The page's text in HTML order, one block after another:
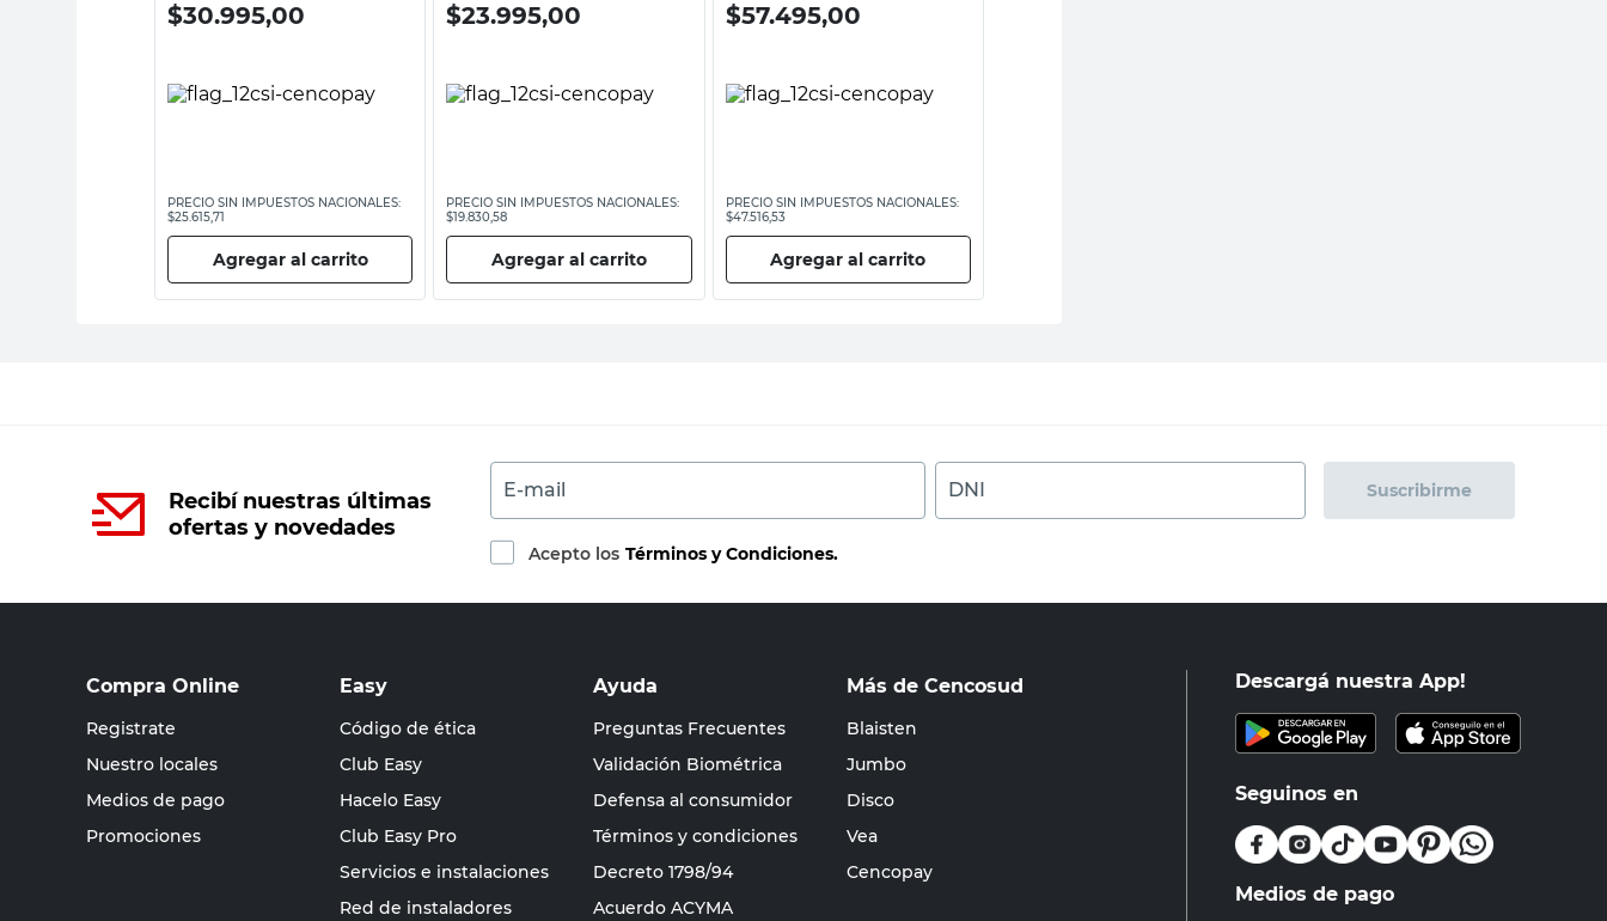
$30.995,00
PRECIO SIN IMPUESTOS NACIONALES:
$25.615,71
Agregar al carrito
$23.995,00
PRECIO SIN IMPUESTOS NACIONALES:
$19.830,58
Agregar al carrito
$57.495,00
PRECIO SIN IMPUESTOS NACIONALES:
$47.516,53
Agregar al carrito
Recibí nuestras últimas
ofertas y novedades
E-mail DNI Suscribirme
Acepto los Términos y Condiciones.
Compra Online
Registrate
Nuestro locales
Medios de pago
Promociones
Easy
Código de ética
Club Easy
Hacelo Easy
Club Easy Pro
Servicios e instalaciones
Red de instaladores
Ayuda
Preguntas Frecuentes
Validación Biométrica
Defensa al consumidor
Términos y condiciones
Decreto 1798/94
Acuerdo ACYMA
Más de Cencosud
Blaisten
Jumbo
Disco
Vea
Cencopay
Descargá nuestra App!
Seguinos en
Medios de pago